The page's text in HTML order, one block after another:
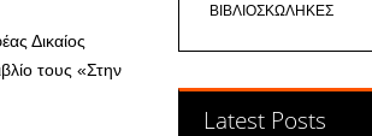
Δικαίος
τους «Στην
ΒΙΒΛΙΟΣΚΩΛΗΚΕΣ
Latest Posts